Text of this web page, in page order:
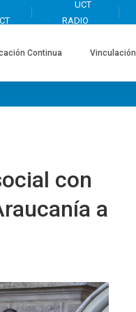
Continua Vinculación
con
a